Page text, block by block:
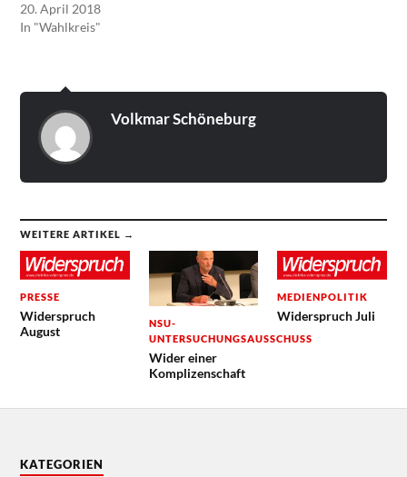
20. April 2018
In "Wahlkreis"
Volkmar Schöneburg
WEITERE ARTIKEL →
PRESSE
Widerspruch
August
NSU-
UNTERSUCHUNGSAUSSCHUSS
Wider einer
Komplizenschaft
MEDIENPOLITIK
Widerspruch Juli
KATEGORIEN